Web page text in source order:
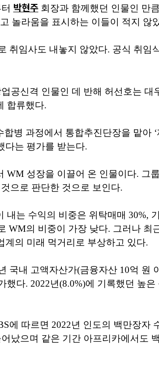
박현주 회장과 함께했던 인물인 만
놀라움을 표시하는 이들이 적지 않
취임사도 내놓지 않았다. 공식 취임
공신격 인물인 데 반해 허선호는 대
합류했다.
병 과정에서 통합추진단장을 맡아
다는 평가를 받는다.
WM 성장을 이끌어 온 인물이다. 그
으로 판단한 것으로 보인다.
내는 수익의 비중은 위탁매매 30%,
WM의 비중이 가장 낮다. 그러나 최
의 미래 먹거리로 부상하고 있다.
국내 고액자산가(금융자산 10억 원
했다. 2022년(8.0%)에 기록했던 높은
에 따르면 2022년 인도의 백만장자
났으며 같은 기간 아프리카에서도